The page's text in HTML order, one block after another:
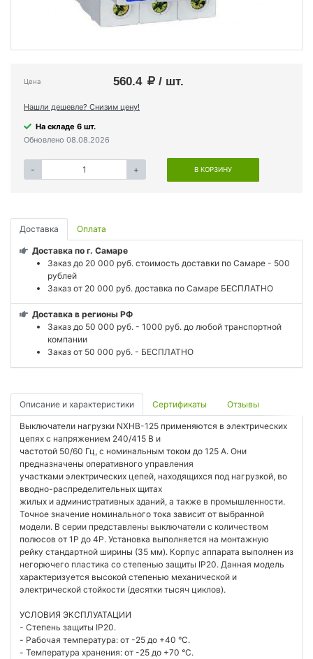
Цена 560.4 / шт.
Нашли дешевле? Снизим цену!
На складе 6 шт.
Обновлено 08.08.2026
- + В КОРЗИНУ
Доставка Оплата
Доставка по г. Самаре
Заказ до 20 000 руб. стоимость доставки по Самаре - 500
рублей
Заказ от 20 000 руб. доставка по Самаре БЕСПЛАТНО
Доставка в регионы РФ
Заказ до 50 000 руб. - 1000 руб. до любой транспортной
компании
Заказ от 50 000 руб. - БЕСПЛАТНО
Описание и характеристики Сертификаты Отзывы
Выключатели нагрузки NXHB-125 применяются в электрических
цепях с напряжением 240/415 В и
частотой 50/60 Гц, с номинальным током до 125 А. Они
предназначены оперативного управления
участками электрических цепей, находящихся под нагрузкой, во
вводно-распределительных щитах
жилых и административных зданий, а также в промышленности.
Точное значение номинального тока зависит от выбранной
модели. В серии представлены выключатели с количеством
полюсов от 1P до 4P. Установка выполняется на монтажную
рейку стандартной ширины (35 мм). Корпус аппарата выполнен из
негорючего пластика со степенью защиты IP20. Данная модель
характеризуется высокой степенью механической и
электрической стойкости (десятки тысяч циклов).
УСЛОВИЯ ЭКСПЛУАТАЦИИ
- Степень защиты IP20.
- Рабочая температура: от -25 до +40 °C.
- Температура хранения: от -25 до +70 °C.